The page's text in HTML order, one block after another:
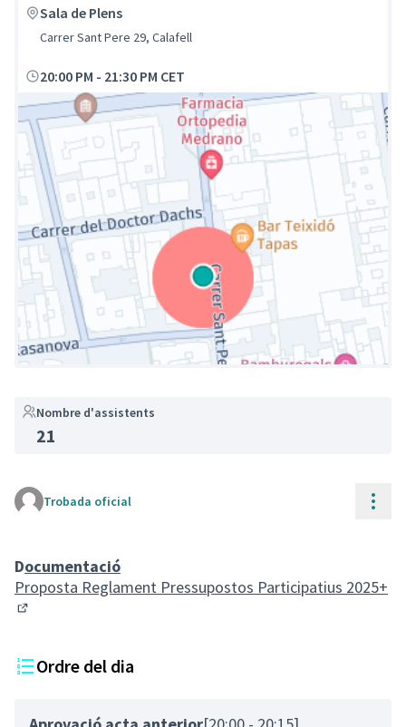
Sala de Plens
Carrer Sant Pere 29, Calafell
20:00 PM - 21:30 PM CET
Nombre d'assistents
21
Trobada oficial
Documentació
Proposta Reglament Pressupostos Participatius 2025+
Ordre del dia